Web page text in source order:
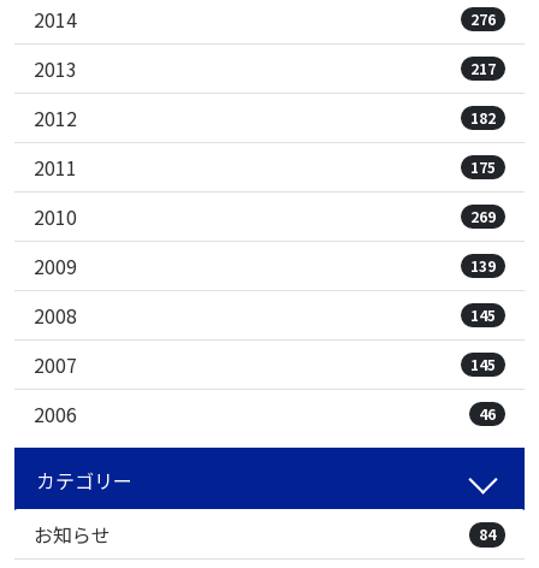
2014 276
2013 217
2012 182
2011 175
2010 269
2009 139
2008 145
2007 145
2006 46
カテゴリー
お知らせ
84